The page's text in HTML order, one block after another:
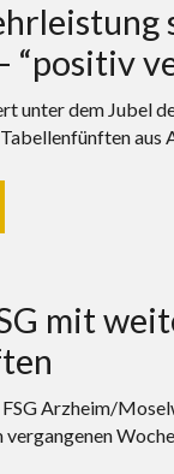
“positiv
unter dem Jubel
mit
Arzheim/
vergangenen